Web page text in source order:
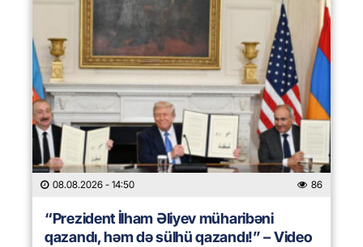
08.08.2026 - 14:50 86
“Prezident İlham Əliyev müharibəni
qazandı, həm də sülhü qazandı!” – Video